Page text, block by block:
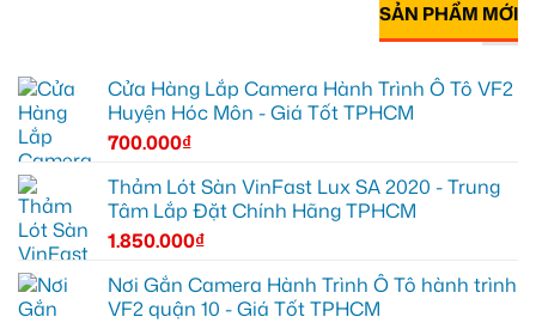
SẢN PHẨM MỚI
Cửa Hàng Lắp Camera Hành Trình Ô Tô VF2
Huyện Hóc Môn - Giá Tốt TPHCM
700.000₫
Thảm Lót Sàn VinFast Lux SA 2020 - Trung
Tâm Lắp Đặt Chính Hãng TPHCM
1.850.000₫
Nơi Gắn Camera Hành Trình Ô Tô hành trình
VF2 quận 10 - Giá Tốt TPHCM